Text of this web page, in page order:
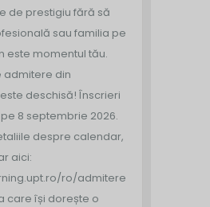
de prestigiu fără să
sau familia pe
este momentul tău.
admitere din
deschisă! Înscrieri
8 septembrie 2026.
despre calendar,
aici:
ro/admitere/
care își dorește o